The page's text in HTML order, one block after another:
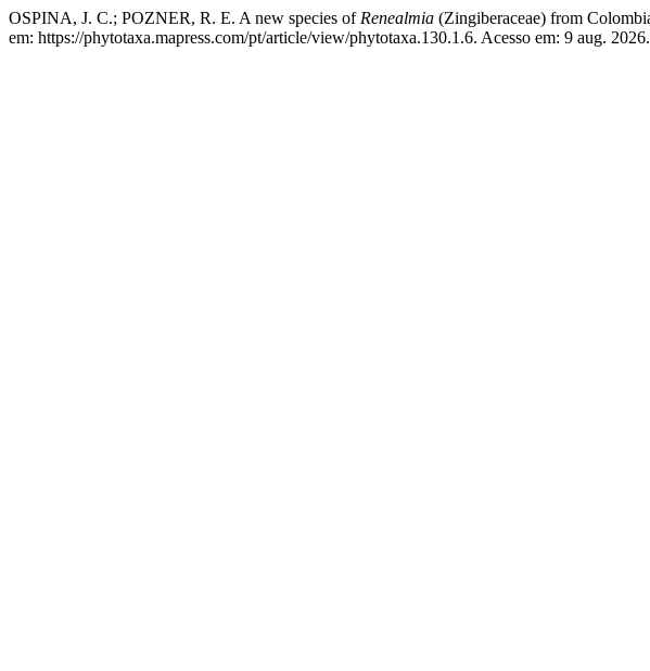
OSPINA, J. C.; POZNER, R. E. A new species of Renealmia (Zingiberaceae) from
em: https://phytotaxa.mapress.com/pt/article/view/phytotaxa.130.1.6. Acesso em: 9 aug. 2026.